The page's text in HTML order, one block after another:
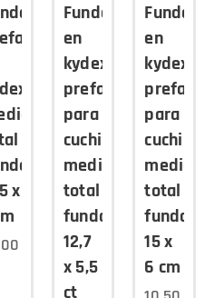
x
Funda
en
kydex
prefabricada
para
cuchillo,
medida
total
funda
12,7
x 5,5
ct
Funda
en
kydex
para
cuchillo,
medida
total
funda
15 x
6 cm